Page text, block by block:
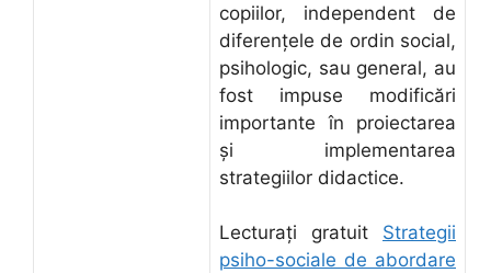
copiilor, independent de
diferențele de ordin social,
psihologic, sau general, au
fost impuse modificări
importante în proiectarea
și implementarea
strategiilor didactice.
Lecturați gratuit Strategii
psiho-sociale de abordare